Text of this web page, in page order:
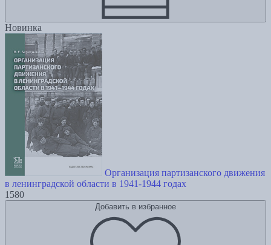
Новинка
Организация партизанского движения
в ленинградской области в 1941-1944 годах
1580
Добавить в избранное